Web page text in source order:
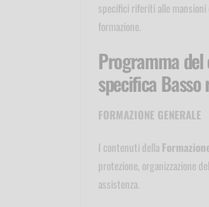
specifici riferiti alle
formazione.
Programma
specifica
FORMAZIONE GENERALE
I contenuti della
protezione, organizzazione
assistenza.